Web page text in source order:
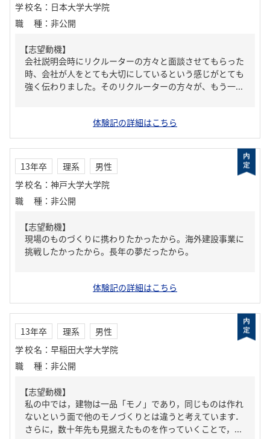
学校名 ： 日本大学大学院
職種 ： 非公開
【志望動機】
会社説明会時にリクルーターの方々と面談させてもらった
時、会社が人をとても大切にしているという感じがとても
強く伝わりました。そのリクルーターの方々が、もう一...
体験記の詳細はこちら
13年卒 理系
男性
学校名 ： 神戸大学大学院
職種 ： 非公開
【志望動機】
現場のものづくりに携わりたかったから。海外建設事業に
挑戦したかったから。長年の夢だったから。
体験記の詳細はこちら
13年卒 理系
男性
学校名 ： 早稲田大学大学院
職種 ： 非公開
【志望動機】
私の中では，建物は一品「モノ」であり，同じものは作れ
ないという面で他のモノづくりとは違うと考えています．
さらに，数十年先も見据えたものを作っていくことで，...